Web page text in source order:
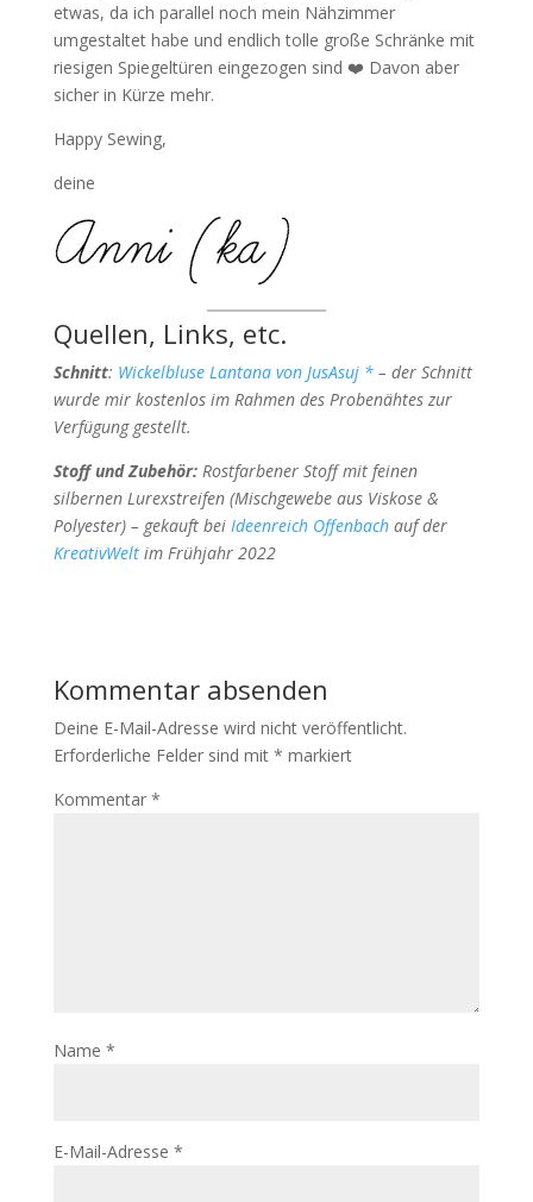
etwas, da ich parallel noch mein Nähzimmer
umgestaltet habe und endlich tolle große Schränke mit
riesigen Spiegeltüren eingezogen sind ❤️ Davon aber
sicher in Kürze mehr.
Happy Sewing,
deine
Quellen, Links, etc.
Schnitt: Wickelbluse Lantana von JusAsuj *– der Schnitt
wurde mir kostenlos im Rahmen des Probenähtes zur
Verfügung gestellt.
Stoff und Zubehör:Rostfarbener Stoff mit feinen
silbernen Lurexstreifen (Mischgewebe aus Viskose &
Polyester) – gekauft bei Ideenreich Offenbach auf der
KreativWeltim Frühjahr 2022
Kommentar absenden
Deine E-Mail-Adresse wird nicht veröffentlicht.
Erforderliche Felder sind mit * markiert
Kommentar *
Name *
E-Mail-Adresse *